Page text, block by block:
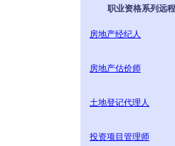
职业资格系列远
房地产经纪人
房地产估价师
土地登记代理人
投资项目管理师